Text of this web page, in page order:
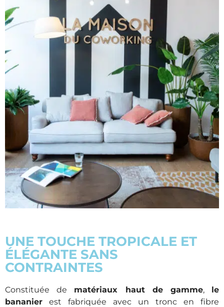
UNE TOUCHE TROPICALE ET
ÉLÉGANTE SANS
CONTRAINTES
Constituée de matériaux haut de gamme, le
bananier est fabriquée avec un tronc en fibre